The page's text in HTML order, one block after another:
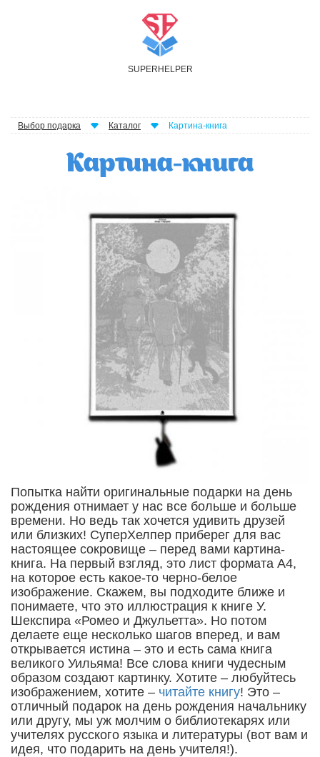
SUPER H ELPER
Выбор подарка Каталог Картина-книга
Картина-книга
Попытка найти оригинальные подарки на день
рождения отнимает у нас все больше и больше
времени. Но ведь так хочется удивить друзей
или близких! СуперХелпер приберег для вас
настоящее сокровище – перед вами картина-
книга. На первый взгляд, это лист формата А4,
на которое есть какое-то черно-белое
изображение. Скажем, вы подходите ближе и
понимаете, что это иллюстрация к книге У.
Шекспира «Ромео и Джульетта». Но потом
делаете еще несколько шагов вперед, и вам
открывается истина – это и есть сама книга
великого Уильяма! Все слова книги чудесным
образом создают картинку. Хотите – любуйтесь
изображением, хотите – читайте книгу! Это –
отличный подарок на день рождения начальнику
или другу, мы уж молчим о библиотекарях или
учителях русского языка и литературы (вот вам и
идея, что подарить на день учителя!).